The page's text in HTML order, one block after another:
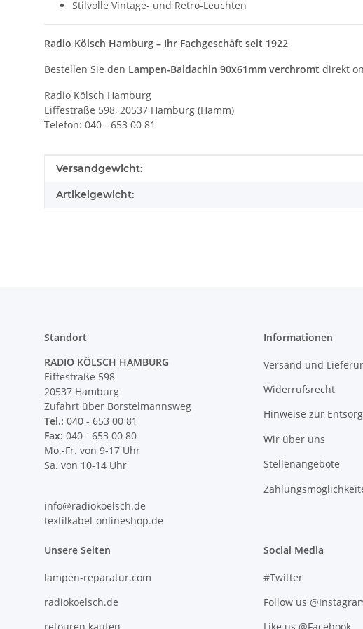
Stilvolle Vintage- und Retro-Leuchten
Radio Kölsch Hamburg – Ihr Fachgeschäft seit 1922
Bestellen Sie den Lampen-Baldachin 90x61mm verchromt direkt
Radio Kölsch Hamburg
Eiffestraße 598, 20537 Hamburg (Hamm)
Telefon: 040 - 653 00 81
Produkteigenschaft
Wert
Versandgewicht:
Artikelgewicht:
Standort
RADIO KÖLSCH HAMBURG
Eiffestraße 598
20537 Hamburg
Zufahrt über Borstelmannsweg
Tel.: 040 - 653 00 81
Fax: 040 - 653 00 80
Mo.-Fr. von 9-17 Uhr
Sa. von 10-14 Uhr
info@radiokoelsch.de
textilkabel-onlineshop.de
Informationen
Versand und
Widerrufsrecht
Hinweise zur
Wir über uns
Stellenangebote
Unsere Seiten
lampen-reparatur.com
radiokoelsch.de
Social Media
#Twitter
Follow us